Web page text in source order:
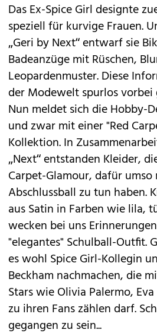
Das Ex-Spice Girl designte
speziell für kurvige Frauen.
„Geri by Next“ entwarf sie
Badeanzüge mit Rüschen,
Leopardenmuster. Diese
der Modewelt spurlos vorbei
Nun meldet sich die Hobby-
und zwar mit einer "Red
Kollektion. In
„Next“ entstanden Kleider,
Carpet-Glamour, dafür
Abschlussball zu tun haben.
aus Satin in Farben wie lila,
wecken bei uns
"elegantes" Schulball-Outfit.
es wohl Spice Girl-Kollegin
Beckham nachmachen, die
Stars wie Olivia Palermo,
zu ihren Fans zählen darf.
gegangen zu sein...